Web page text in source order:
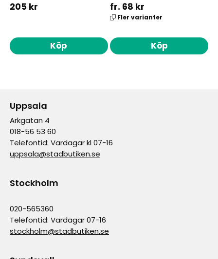
205 kr
Köp
fr. 68 kr
Fler varianter
Köp
Uppsala
Arkgatan 4
018-56 53 60
Telefontid: Vardagar kl 07-16
uppsala@stadbutiken.se
Stockholm
020-565360
Telefontid: Vardagar 07-16
stockholm@stadbutiken.se